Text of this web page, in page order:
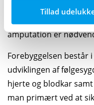
Tillad
tyer til. Der er nemlig
forebygge, at et
amputation er
Forebyggelsen består
udviklingen af
hjerte og blodkar
man primært ved at